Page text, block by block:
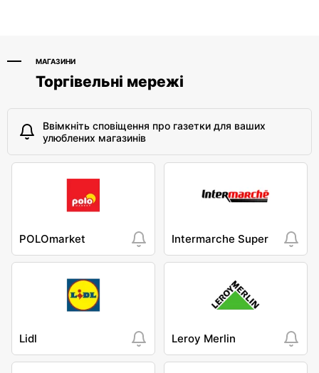
МАГАЗИНИ
Торгівельні мережі
Ввімкніть сповіщення про газетки для ваших
улюблених магазинів
POLOmarket Intermarche Super
Lidl Leroy Merlin